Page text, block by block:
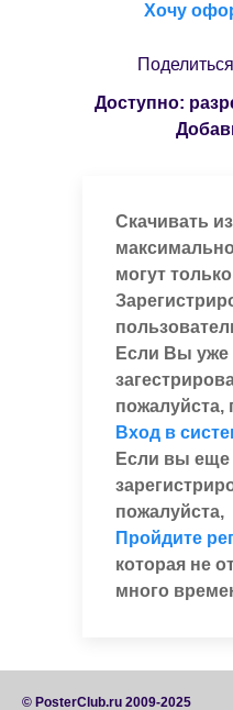
Хочу
Поделиться
Доступно:
Скачивать
могут только
Если Вы уже
пожалуйста,
Вход в
Если вы еще
пожалуйста,
Пройдите
которая не
много
© PosterClub.ru 2009-2025